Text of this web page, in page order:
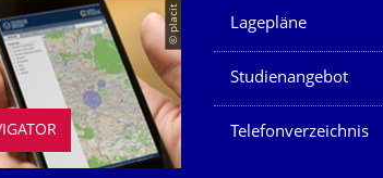
© placit Unsere Dienste
Lagepläne
Studienangebot
Telefonverzeichnis